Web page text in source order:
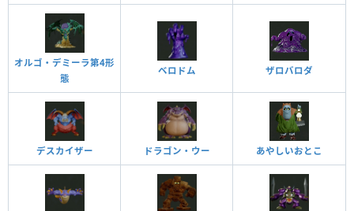
オルゴ・デミーラ第4形
態
ベロドム ザロバロダ
デスカイザー ドラゴン・ウー あやしいおとこ